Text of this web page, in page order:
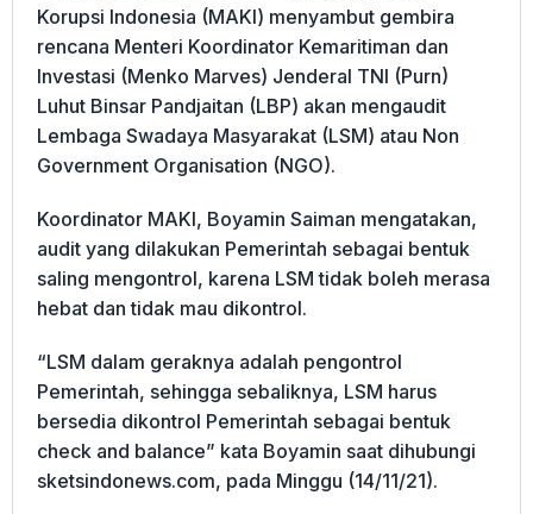
Korupsi Indonesia (MAKI) menyambut gembira
rencana Menteri Koordinator Kemaritiman dan
Investasi (Menko Marves) Jenderal TNI (Purn)
Luhut Binsar Pandjaitan (LBP) akan mengaudit
Lembaga Swadaya Masyarakat (LSM) atau Non
Government Organisation (NGO).
Koordinator MAKI, Boyamin Saiman mengatakan,
audit yang dilakukan Pemerintah sebagai bentuk
saling mengontrol, karena LSM tidak boleh merasa
hebat dan tidak mau dikontrol.
“LSM dalam geraknya adalah pengontrol
Pemerintah, sehingga sebaliknya, LSM harus
bersedia dikontrol Pemerintah sebagai bentuk
check and balance” kata Boyamin saat dihubungi
sketsindonews.com, pada Minggu (14/11/21).